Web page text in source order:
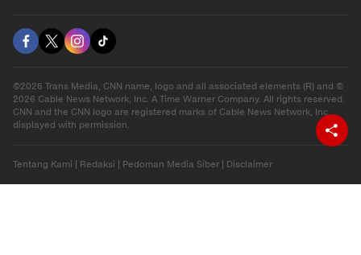
©2026 Trans Media, CNN name, logo and all associated elements (R) and ©
2026 Cable News Network, Inc. A Time Warner Company. All rights reserved.
CNN and the CNN logo are registered marks of Cable News Network, Inc.,
displayed with permission.
Tentang Kami | Redaksi | Pedoman Media Siber | Disclaimer